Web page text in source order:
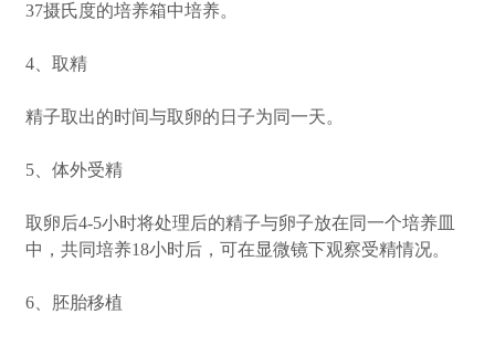
37摄氏度的培养箱中培养。
4、取精
精子取出的时间与取卵的日子为同一天。
5、体外受精
取卵后4-5小时将处理后的精子与卵子放在同一个培养皿
中，共同培养18小时后，可在显微镜下观察受精情况。
6、胚胎移植